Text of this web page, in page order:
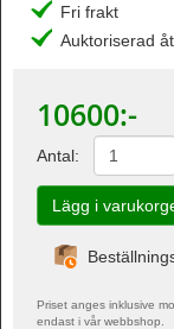
Fri frakt
Auktoriserad
10600:-
Antal:
Priset anges inklusive
endast i vår webbshop.